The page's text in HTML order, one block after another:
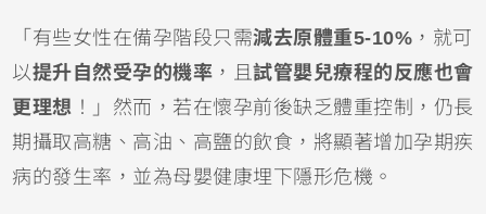
「有些女性在備孕階段只需減去原體重5-10% ，就可
以提升自然受孕的機率 ，且試管嬰兒療程的反應也會
更理想 ！」然而，若在懷孕前後缺乏體重控制，仍長
期攝取高糖、高油、高鹽的飲食，將顯著增加孕期疾
病的發生率，並為母嬰健康埋下隱形危機。